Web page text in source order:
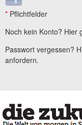
* Pflichtfelder
Noch kein Konto? Hier
Passwort vergessen?
anfordern.